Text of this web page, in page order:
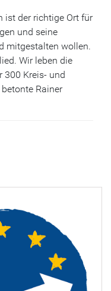
ist der richtige Ort für
und seine
mitgestalten wollen.
Wir leben die
300 Kreis- und
Rainer